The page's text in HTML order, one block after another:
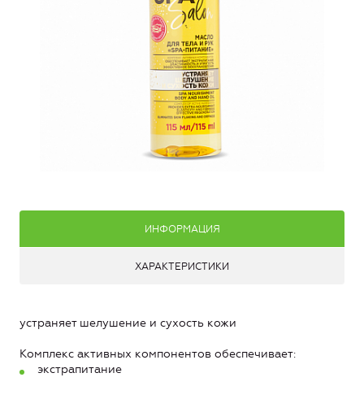
ИНФОРМАЦИЯ
ХАРАКТЕРИСТИКИ
устраняет шелушение и сухость кожи
Комплекс активных компонентов обеспечивает:
экстрапитание